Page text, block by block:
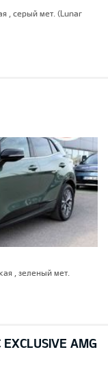
, серый мет. (Lunar
, зеленый мет.
AMG